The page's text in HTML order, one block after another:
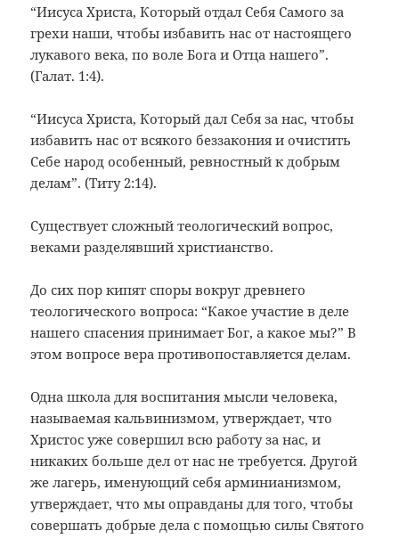
“Иисуса Христа, Который отдал Себя Самого за
грехи наши, чтобы избавить нас от настоящего
лукавого века, по воле Бога и Отца нашего”.
(Галат. 1:4).
“Иисуса Христа, Который дал Себя за нас, чтобы
избавить нас от всякого беззакония и очистить
Себе народ особенный, ревностный к добрым
делам”. (Титу 2:14).
Существует сложный теологический вопрос,
веками разделявший христианство.
До сих пор кипят споры вокруг древнего
теологического вопроса: “Какое участие в деле
нашего спасения принимает Бог, а какое мы?” В
этом вопросе вера противопоставляется делам.
Одна школа для воспитания мысли человека,
называемая кальвинизмом, утверждает, что
Христос уже совершил всю работу за нас, и
никаких больше дел от нас не требуется. Другой
же лагерь, именующий себя арминианизмом,
утверждает, что мы оправданы для того, чтобы
совершать добрые дела с помощью силы Святого